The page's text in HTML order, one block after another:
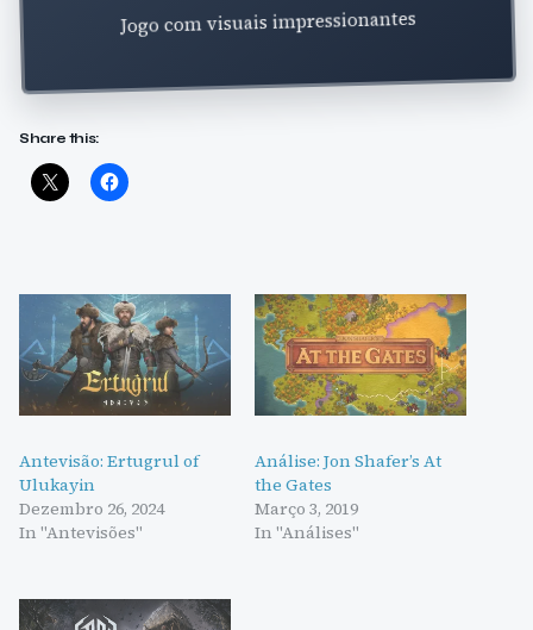
Jogo com visuais impressionantes
Share this:
Antevisão: Ertugrul of
Ulukayin
Dezembro 26, 2024
In "Antevisões"
Análise: Jon Shafer’s At
the Gates
Março 3, 2019
In "Análises"